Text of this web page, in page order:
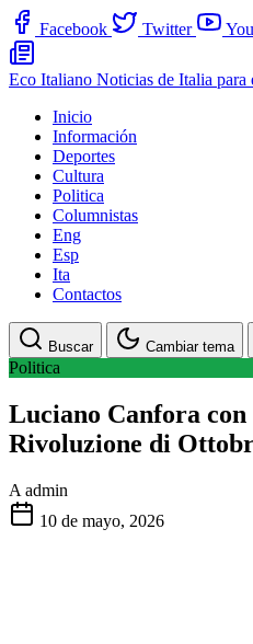
Facebook Twitter
Eco Italiano Noticias de Italia para
Inicio
Información
Deportes
Cultura
Politica
Columnistas
Eng
Esp
Ita
Contactos
Buscar Cambiar tema
Politica
Luciano Canfora
Rivoluzione di
A admin
10 de mayo, 2026